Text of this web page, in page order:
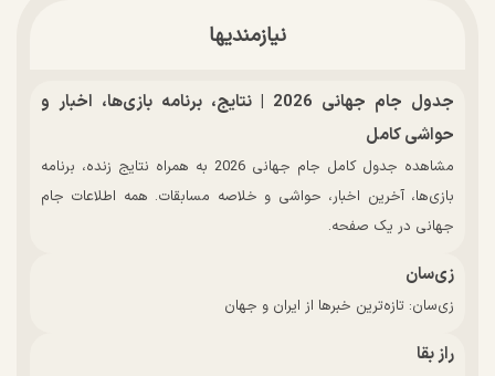
نیازمندیها
جدول جام جهانی 2026 | نتایج، برنامه بازی‌ها، اخبار و
حواشی کامل
مشاهده جدول کامل جام جهانی 2026 به همراه نتایج زنده، برنامه
بازی‌ها، آخرین اخبار، حواشی و خلاصه مسابقات. همه اطلاعات جام
جهانی در یک صفحه.
زی‌سان
زی‌سان: تازه‌ترین خبرها از ایران و جهان
راز بقا